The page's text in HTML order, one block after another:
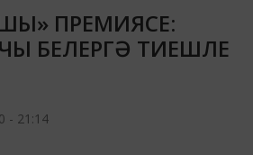
ПРЕМИЯСЕ:
БЕЛЕРГӘ ТИЕШЛЕ
- 21:14